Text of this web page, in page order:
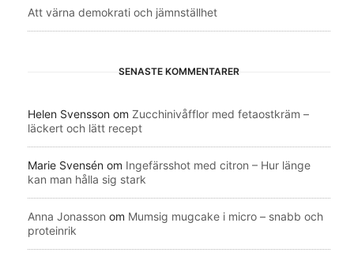
Att värna demokrati och jämnställhet
SENASTE KOMMENTARER
Helen Svensson om Zucchinivåfflor med fetaostkräm –
läckert och lätt recept
Marie Svensén om Ingefärsshot med citron – Hur länge
kan man hålla sig stark
Anna Jonasson om Mumsig mugcake i micro – snabb och
proteinrik